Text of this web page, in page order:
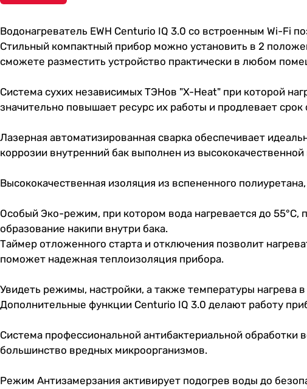
Водонагреватель EWH Centurio IQ 3.0 со встроенным Wi-Fi
Стильный компактный прибор можно установить в 2
сможете разместить устройство практически в любом
Система сухих независимых ТЭНов "X-Heat" при которой
значительно повышает ресурс их работы и продлевает
Лазерная автоматизированная сварка обеспечивает
коррозии внутренний бак выполнен из
Высококачественная изоляция из вспененного
Особый Эко-режим, при котором вода нагревается до
образование накипи внутри бака.
Таймер отложенного старта и отключения позволит
поможет надежная теплоизоляция прибора.
Увидеть режимы, настройки, а также температуры нагрева
Дополнительные функции Centurio IQ 3.0 делают работу
Система профессиональной антибактериальной
большинство вредных микроорганизмов.
Режим Антизамерзания активирует подогрев воды до